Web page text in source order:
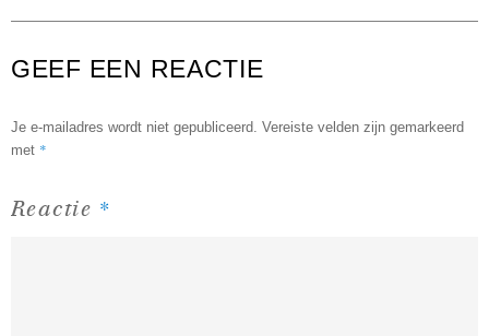
GEEF EEN REACTIE
Je e-mailadres wordt niet gepubliceerd. Vereiste velden zijn gemarkeerd
met *
Reactie *